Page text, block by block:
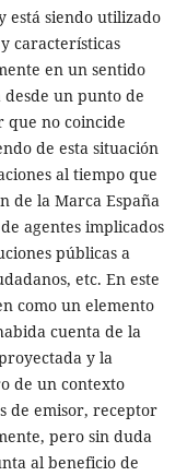
está siendo utilizado
características
en un sentido
un punto de
que no coincide
de esta situación
al tiempo que
de la Marca España
agentes implicados
públicas a
etc. En este
como un elemento
cuenta de la
y la
de un contexto
de emisor, receptor
pero sin duda
al beneficio de